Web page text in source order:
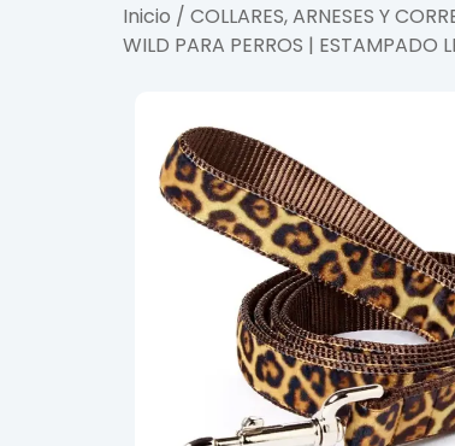
Inicio / COLLARES, ARNESES Y
WILD PARA PERROS | ESTAMPADO